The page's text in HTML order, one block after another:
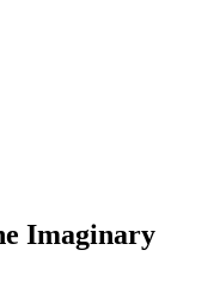
Imaginary